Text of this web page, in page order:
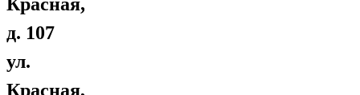
д. 107
ул.
Красная,